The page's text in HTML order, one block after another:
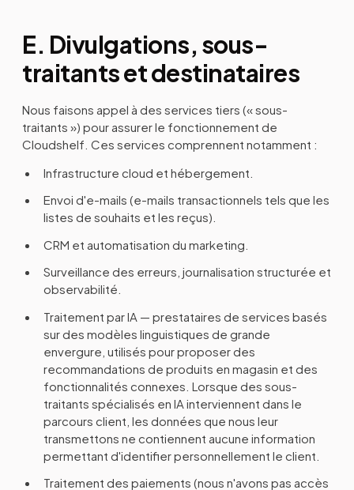
E. Divulgations, sous-
traitants et destinataires
Nous faisons appel à des services tiers (« sous-
traitants ») pour assurer le fonctionnement de
Cloudshelf. Ces services comprennent notamment :
Infrastructure cloud et hébergement.
Envoi d'e-mails (e-mails transactionnels tels que les
listes de souhaits et les reçus).
CRM et automatisation du marketing.
Surveillance des erreurs, journalisation structurée et
observabilité.
Traitement par IA — prestataires de services basés
sur des modèles linguistiques de grande
envergure, utilisés pour proposer des
recommandations de produits en magasin et des
fonctionnalités connexes. Lorsque des sous-
traitants spécialisés en IA interviennent dans le
parcours client, les données que nous leur
transmettons ne contiennent aucune information
permettant d'identifier personnellement le client.
Traitement des paiements (nous n'avons pas accès